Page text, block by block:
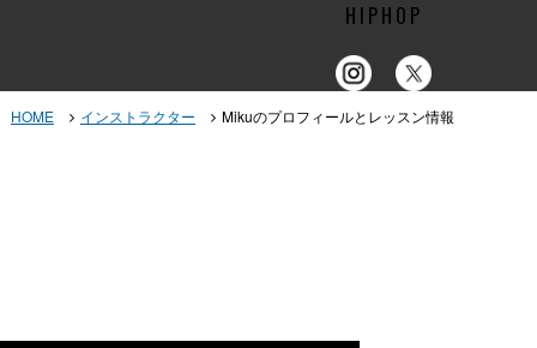
HIPHOP
HOME インストラクター Mikuのプロフィールとレッスン情報